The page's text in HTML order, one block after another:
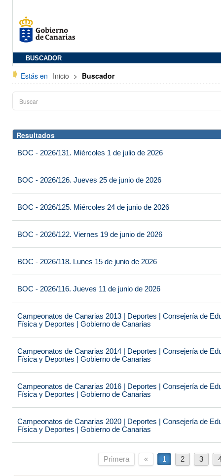
BUSCADOR
Estás en Inicio > Buscador
Resultados
BOC - 2026/131. Miércoles 1 de julio de 2026
BOC - 2026/126. Jueves 25 de junio de 2026
BOC - 2026/125. Miércoles 24 de junio de 2026
BOC - 2026/122. Viernes 19 de junio de 2026
BOC - 2026/118. Lunes 15 de junio de 2026
BOC - 2026/116. Jueves 11 de junio de 2026
Campeonatos de Canarias 2013 | Deportes | Consejería de
Física y Deportes | Gobierno de Canarias
Campeonatos de Canarias 2014 | Deportes | Consejería de
Física y Deportes | Gobierno de Canarias
Campeonatos de Canarias 2016 | Deportes | Consejería de
Física y Deportes | Gobierno de Canarias
Campeonatos de Canarias 2020 | Deportes | Consejería de
Física y Deportes | Gobierno de Canarias
Primera « 1 2 3